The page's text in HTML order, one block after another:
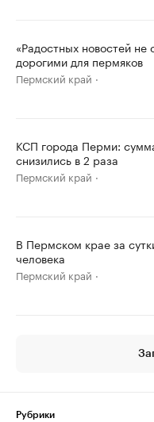
«Радостных новостей не
дорогими для пермяков
Пермский край
КСП города Перми:
снизились в 2 раза
Пермский край
В Пермском крае за
человека
Пермский край
Рубрики